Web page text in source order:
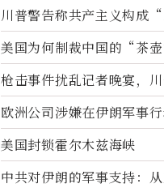
川普警告称共产主义构成
美国为何制裁中国的“茶
枪击事件扰乱记者晚宴，
职责
欧洲公司涉嫌在伊朗军事
美军基地的卫星图像
美国封锁霍尔木兹海峡
中共对伊朗的军事支持：